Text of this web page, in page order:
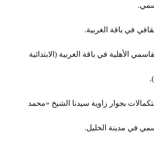
الأهلية في باقة الغربية (الابتدائية
بجوار زاوية سيدنا الشيخ «محمد
في مدينة الخليل.